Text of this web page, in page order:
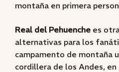
montaña en primera
Real del Pehuenche es
alternativas para los
campamento de montaña
cordillera de los Andes, en